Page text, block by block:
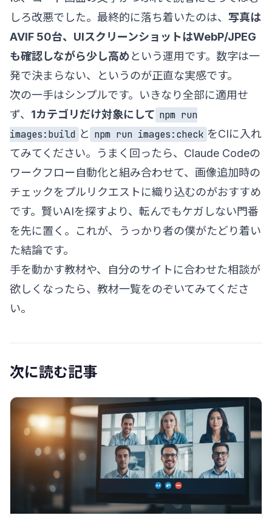
しろ改悪でした。最終的に落ち着いたのは、 写真は
AVIF 50台、UIスクリーンショットはWebP/JPEG
も確認しながら少し高めという運用です。数字は一
発で決まらない、というのが正直な実感です。
次の一手はシンプルです。いきなり全部に適用せ
ず、 1カテゴリだけ対象にして npm run
images:build と npm run images:check をCIに入れ
てみてください。うまく回ったら、 Claude Codeの
ワークフロー自動化と組み合わせて、画像追加時の
チェックをプルリクエストに織り込むのがおすすめ
です。賢いAIを探すより、転んでもケガしない門番
を先に置く。これが、うっかり者の僕がたどり着い
た結論です。
手を動かす教材や、自分のサイトに合わせた相談が
欲しくなったら、 教材一覧をのぞいてみてくださ
い。
次に読む記事